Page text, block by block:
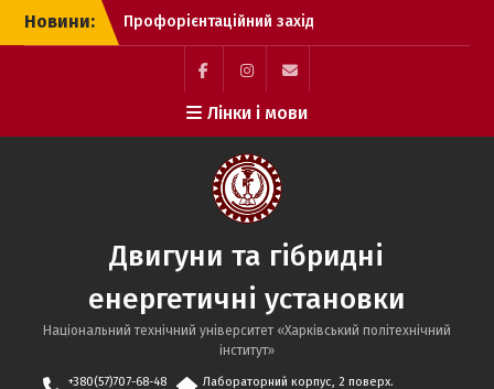
Перейти
Новини:
Профорієнтаційний захід
Екскурсія до Airbus у
FacebookInstagrammailto
Лінки і мови
Двигуни та гібридні
енергетичні установки
Національний технічний університет «Харківський політехнічний
інститут»
+380(57)707-68-48
Лабораторний корпус, 2 поверх.